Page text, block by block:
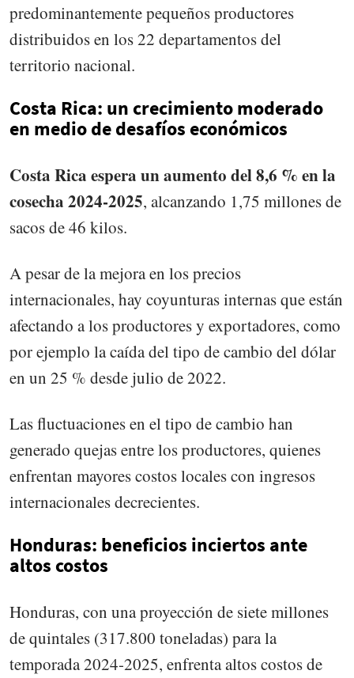
predominantemente pequeños productores
distribuidos en los 22 departamentos del
territorio nacional.
Costa Rica: un crecimiento moderado
en medio de desafíos económicos
Costa Rica espera un aumento del 8,6 % en la
cosecha 2024-2025, alcanzando 1,75 millones de
sacos de 46 kilos.
A pesar de la mejora en los precios
internacionales, hay coyunturas internas que están
afectando a los productores y exportadores, como
por ejemplo la caída del tipo de cambio del dólar
en un 25 % desde julio de 2022.
Las fluctuaciones en el tipo de cambio han
generado quejas entre los productores, quienes
enfrentan mayores costos locales con ingresos
internacionales decrecientes.
Honduras: beneficios inciertos ante
altos costos
Honduras, con una proyección de siete millones
de quintales (317.800 toneladas) para la
temporada 2024-2025, enfrenta altos costos de